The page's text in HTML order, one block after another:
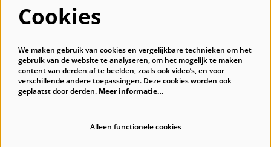
Cookies
We maken gebruik van cookies en vergelijkbare technieken om het
gebruik van de website te analyseren, om het mogelijk te maken
content van derden af te beelden, zoals ook video’s, en voor
verschillende andere toepassingen. Deze cookies worden ook
geplaatst door derden. Meer informatie…
Alleen functionele cookies